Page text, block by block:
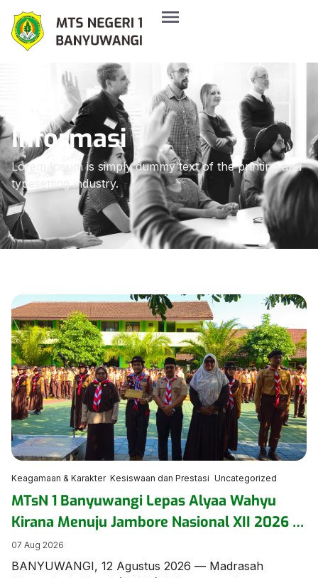
Informasi
Lorem Ipsum is simply dummy text of the printing and
typesetting industry.
Keagamaan & Karakter Kesiswaan dan Prestasi Uncategorized
MTsN 1 Banyuwangi Lepas Alyaa Wahyu
Kirana Menuju Jambore Nasional XII 2026 di
Cibubur
07 Aug 2026
BANYUWANGI, 12 Agustus 2026 — Madrasah